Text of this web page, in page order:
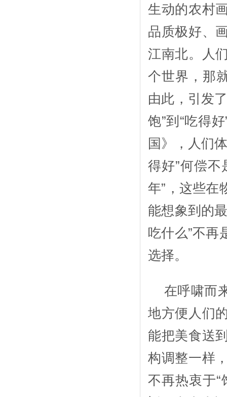
生动的农村
品质极好、
江南北。人
个世界，那
由此，引发
饱”到“吃得
国》，人们
得好”何偿不
年”，这些在
能想象到的
吃什么”不再
选择。
在呼啸而
地方便人们
能把美食送
构调整一样
不再热衷于“